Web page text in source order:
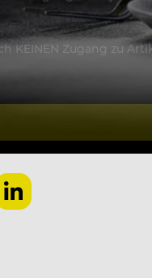
KEINEN Zugang zu